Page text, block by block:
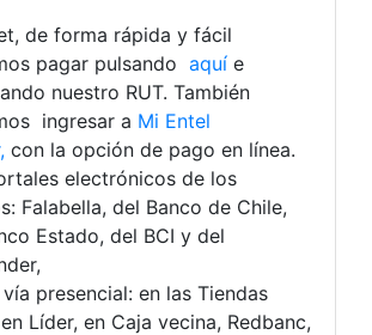
de forma rápida y fácil
pagar pulsando aquí e
nuestro RUT. También
ingresar a Mi Entel
con la opción de pago en línea.
electrónicos de los
Falabella, del Banco de Chile,
Estado, del BCI y del
presencial: en las Tiendas
Líder, en Caja vecina, Redbanc,